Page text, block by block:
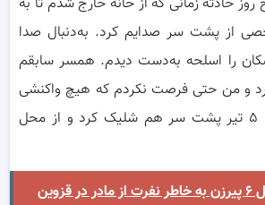
از پشت سر صدایم کرد. به‌دنبال صدا
را اسلحه به‌دست دیدم. همسر سابقم
و من حتی فرصت نکردم که هیچ واکنشی
از خودم نشان دهم. ۵ تیر پشت سر هم شلیک کرد و از محل
مادر در قزوین